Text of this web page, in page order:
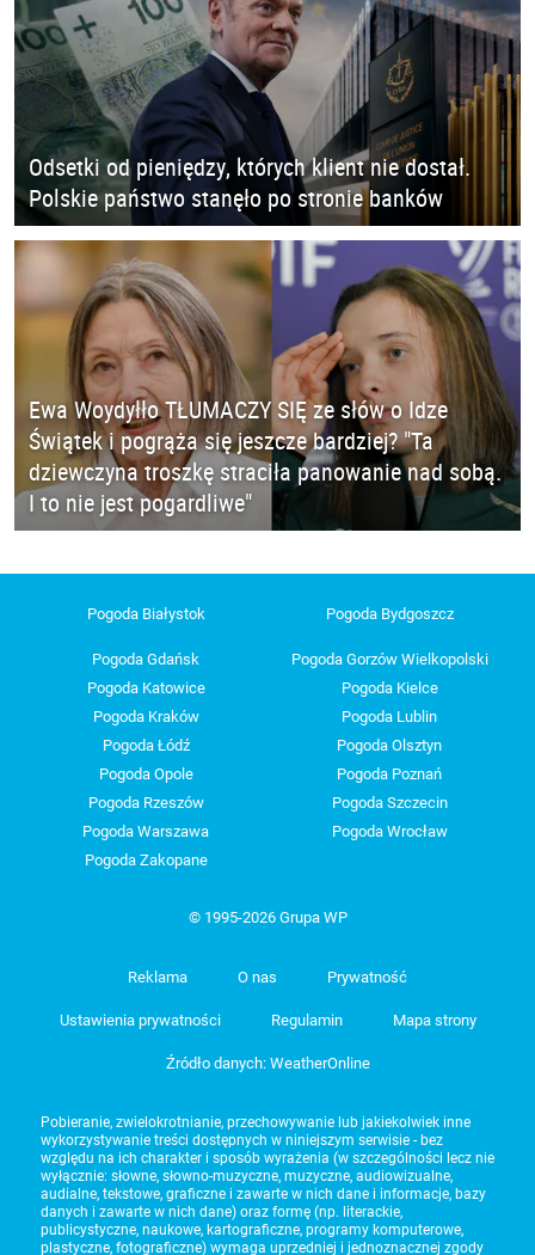
Odsetki od pieniędzy, których klient nie dostał.
Polskie państwo stanęło po stronie banków
Ewa Woydyłło TŁUMACZY SIĘ ze słów o Idze
Świątek i pogrąża się jeszcze bardziej? "Ta
dziewczyna troszkę straciła panowanie nad sobą.
I to nie jest pogardliwe"
Pogoda Białystok Pogoda Bydgoszcz
Pogoda Gdańsk
Pogoda Gorzów Wielkopolski
Pogoda Katowice
Pogoda Kielce
Pogoda Kraków
Pogoda Lublin
Pogoda Łódź
Pogoda Olsztyn
Pogoda Opole
Pogoda Poznań
Pogoda Rzeszów
Pogoda Szczecin
Pogoda Warszawa
Pogoda Wrocław
Pogoda Zakopane
© 1995-2026 Grupa WP
Reklama O nas Prywatność
Ustawienia prywatności Regulamin Mapa strony
Źródło danych: WeatherOnline
Pobieranie, zwielokrotnianie, przechowywanie lub jakiekolwiek inne
wykorzystywanie treści dostępnych w niniejszym serwisie - bez
względu na ich charakter i sposób wyrażenia (w szczególności lecz nie
wyłącznie: słowne, słowno-muzyczne, muzyczne, audiowizualne,
audialne, tekstowe, graficzne i zawarte w nich dane i informacje, bazy
danych i zawarte w nich dane) oraz formę (np. literackie,
publicystyczne, naukowe, kartograficzne, programy komputerowe,
plastyczne, fotograficzne) wymaga uprzedniej i jednoznacznej zgody